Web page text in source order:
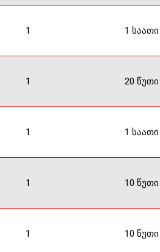
1 1 საათი
1 20 წუთი
1 1 საათი
1 10 წუთი
1 10 წუთი